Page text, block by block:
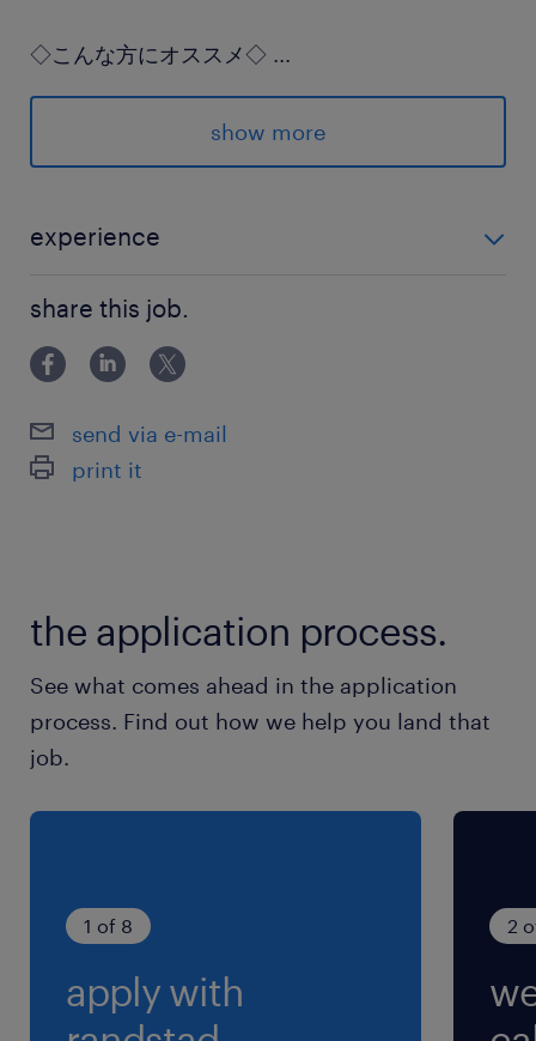
◇こんな方にオススメ◇ ...
単発や短期の仕事を卒業し、同じ職場で長期的に
規則正しい生活リズムを整えたい
ご応募お待ちしております◎
派遣先の特徴
食品物流に特化した企業です。全国に
ネットワークを持つ大手総合物流グループの
最寄駅
地下鉄東西線／六丁の目駅（車10分）
休日休暇
シフト制
就業時間
（1）9:00-18:00（実働8時間00分・休憩60分）
（2）10:00-19:00（実働8時間00分・休憩60
show more
experience
す
share this job.
send via e-mail
print it
the application process.
See what comes ahead in the application
process. Find out how we help you land that
job.
1 of 8
apply with
2